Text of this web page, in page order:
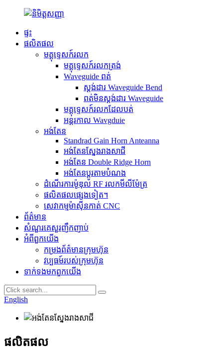
ផ្ទះ
ផលិតផល
មគ្គុទ្ទេសក៍រលក
មគ្គុទ្ទេសក៍រលកត្រង់
Waveguide ពត់
ស្តង់ដារ Waveguide Bend
ពត់មិនស្តង់ដារ Waveguide
មគ្គុទ្ទេសក៍រលកដែលបត់
អន្តរកាល Wavgduie
អង់តែន
Standrad Gain Horn Anteanna
អង់តែនស្នែងរាងសាជី
អង់តែន Double Ridge Horn
អង់តែនប្ដូរតាមបំណង
ដំណើរការម៉ូឌុល RF រលកមីលីម៉ែត្រ
ផលិតផលផ្សេងទៀត។
សេវាកម្មម៉ាស៊ីនកាត់ CNC
ព័ត៌មាន
សំណួរគេសួរញឹកញាប់
អំពី​ពួក​យើង
កម្រងព័ត៌មានក្រុមហ៊ុន
វប្ប​ធ​ម៍​របស់​ក្រុមហ៊ុន
ទាក់ទង​មក​ពួក​យើង
English
ផលិតផល